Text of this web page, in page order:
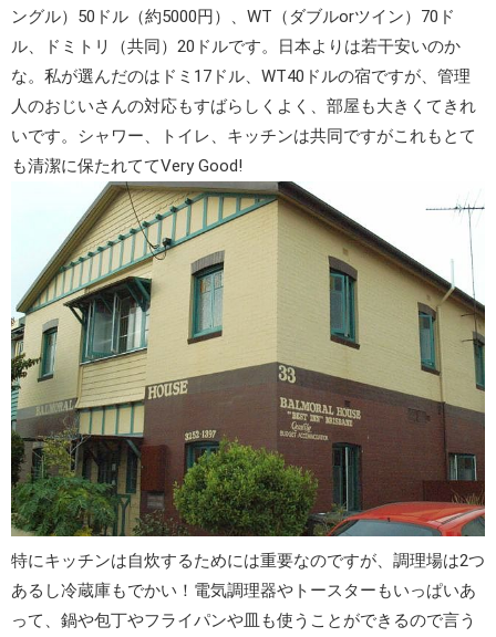
ングル）50ドル（約5000円）、WT（ダブルorツイン）70ド
ル、ドミトリ（共同）20ドルです。日本よりは若干安いのか
な。私が選んだのはドミ17ドル、WT40ドルの宿ですが、管理
人のおじいさんの対応もすばらしくよく、部屋も大きくてきれ
いです。シャワー、トイレ、キッチンは共同ですがこれもとて
も清潔に保たれててVery Good!
特にキッチンは自炊するためには重要なのですが、調理場は2つ
あるし冷蔵庫もでかい！電気調理器やトースターもいっぱいあ
って、鍋や包丁やフライパンや皿も使うことができるので言う